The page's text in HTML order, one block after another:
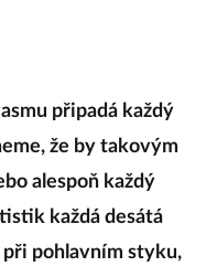
připadá každý
že by takovým
alespoň každý
každá desátá
při pohlavním styku,